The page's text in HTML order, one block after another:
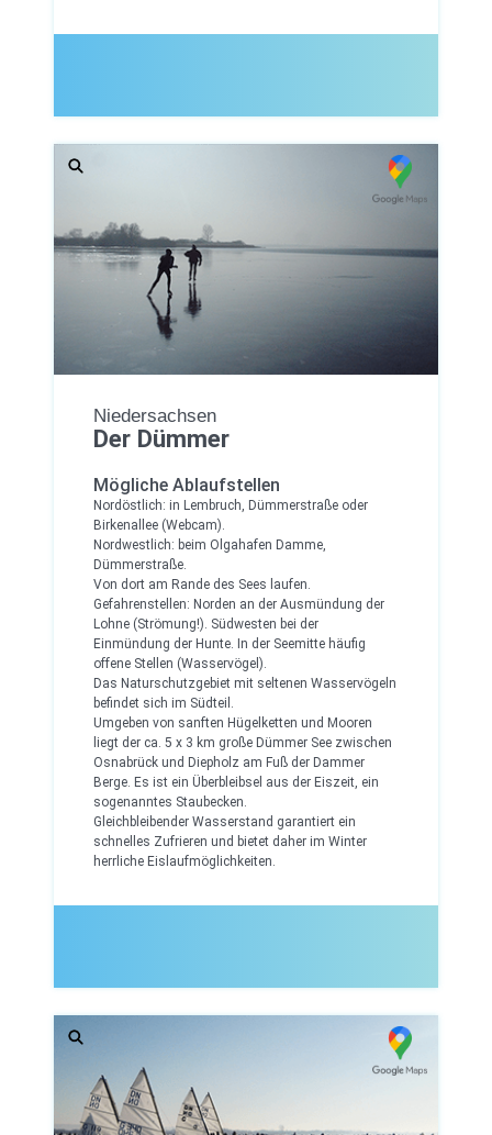
Niedersachsen
Der Dümmer
Mögliche Ablaufstellen
Nordöstlich: in Lembruch, Dümmerstraße oder
Birkenallee (Webcam).
Nordwestlich: beim Olgahafen Damme,
Dümmerstraße.
Von dort am Rande des Sees laufen.
Gefahrenstellen: Norden an der Ausmündung der
Lohne (Strömung!). Südwesten bei der
Einmündung der Hunte. In der Seemitte häufig
offene Stellen (Wasservögel).
Das Naturschutzgebiet mit seltenen Wasservögeln
befindet sich im Südteil.
Umgeben von sanften Hügelketten und Mooren
liegt der ca. 5 x 3 km große Dümmer See zwischen
Osnabrück und Diepholz am Fuß der Dammer
Berge. Es ist ein Überbleibsel aus der Eiszeit, ein
sogenanntes Staubecken.
Gleichbleibender Wasserstand garantiert ein
schnelles Zufrieren und bietet daher im Winter
herrliche Eislaufmöglichkeiten.